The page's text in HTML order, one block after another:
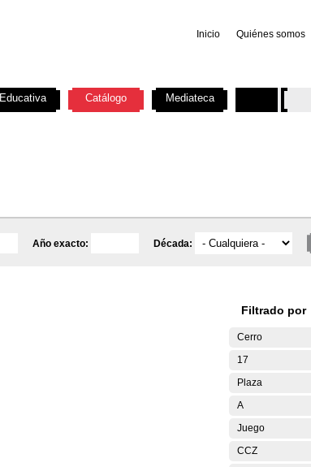
Inicio Quiénes somos
Año exacto: Década:
Filtrado por
Cerro
17
Plaza
A
Juego
CCZ
Educativa Catálogo Mediateca